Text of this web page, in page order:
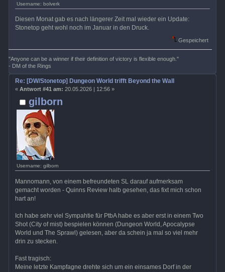
Username: bolverk
Diesen Monat gab es nach längerer Zeit mal wieder ein Update:
Stonetop geht wohl noch im Januar in den Druck.
Gespeichert
"Anyone can be a winner if their definition of victory is flexible enough."
- DM of the Rings
gilborn
Username: gilborn
Re: [DW/Stonetop] Dungeon World trifft Beyond the Wall
« Antwort #41 am: 20.05.2026 | 12:56 »
Mannomann, von einem befreundeten SL darauf aufmerksam
gemacht worden - Quinns Review halb gesehen, das fixt mich schon
hart an!
Ich habe sehr viel Sympahtie für PtbA habe es aber erst in einem Two
Shot (City of mist) bespielen können (Dungeon World, Apocalypse
World und The Sprawl) gelesen, aber da schein ja mal so viel mehr
drin zu stecken.
Fast tragisch:
Meine letzte Kampfagne drehte sich um ein einsames Dorf in der